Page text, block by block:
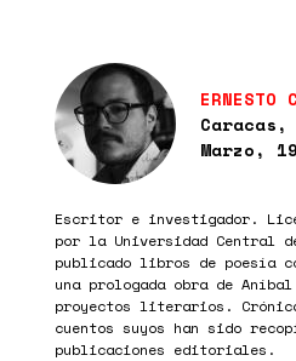
ERNESTO
Caracas,
Marzo,
Escritor e investigador.
por la Universidad Central
publicado libros de poesía
una prologada obra de
proyectos literarios.
cuentos suyos han sido
publicaciones editoriales.